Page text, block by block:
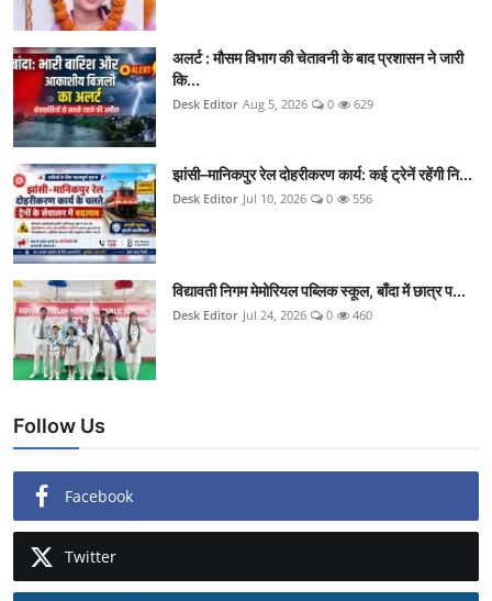
अलर्ट : मौसम विभाग की चेतावनी के बाद प्रशासन ने जारी
कि...
Desk Editor Aug 5, 2026 0 629
झांसी–मानिकपुर रेल दोहरीकरण कार्य: कई ट्रेनें रहेंगी नि...
Desk Editor Jul 10, 2026 0 556
विद्यावती निगम मेमोरियल पब्लिक स्कूल, बाँदा में छात्र प...
Desk Editor Jul 24, 2026 0 460
Follow Us
Facebook
Twitter